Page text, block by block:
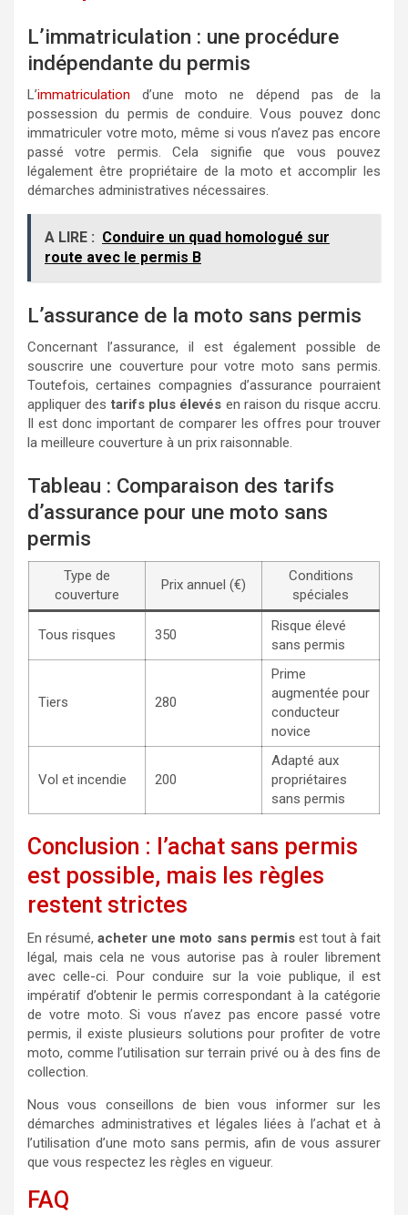
L’immatriculation : une procédure
indépendante du permis
L’immatriculation d’une moto ne dépend pas de la
possession du permis de conduire. Vous pouvez donc
immatriculer votre moto, même si vous n’avez pas encore
passé votre permis. Cela signifie que vous pouvez
légalement être propriétaire de la moto et accomplir les
démarches administratives nécessaires.
A LIRE : Conduire un quad homologué sur
route avec le permis B
L’assurance de la moto sans permis
Concernant l’assurance, il est également possible de
souscrire une couverture pour votre moto sans permis.
Toutefois, certaines compagnies d’assurance pourraient
appliquer destarifs plus élevés en raison du risque accru.
Il est donc important de comparer les offres pour trouver
la meilleure couverture à un prix raisonnable.
Tableau : Comparaison des tarifs
d’assurance pour une moto sans
permis
Type de
couverture
Prix annuel (€)
Conditions
spéciales
Tous risques 350
Risque élevé
sans permis
Tiers 280
Prime
augmentée pour
conducteur
novice
Vol et incendie 200
Adapté aux
propriétaires
sans permis
Conclusion : l’achat sans permis
est possible, mais les règles
restent strictes
En résumé,acheter une moto sans permisest tout à fait
légal, mais cela ne vous autorise pas à rouler librement
avec celle-ci. Pour conduire sur la voie publique, il est
impératif d’obtenir le permis correspondant à la catégorie
de votre moto. Si vous n’avez pas encore passé votre
permis, il existe plusieurs solutions pour profiter de votre
moto, comme l’utilisation sur terrain privé ou à des fins de
collection.
Nous vous conseillons de bien vous informer sur les
démarches administratives et légales liées à l’achat et à
l’utilisation d’une moto sans permis, afin de vous assurer
que vous respectez les règles en vigueur.
FAQ